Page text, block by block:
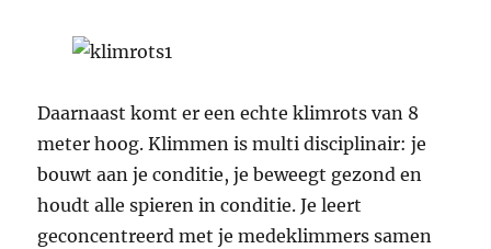
Daarnaast komt er een echte klimrots van 8
meter hoog. Klimmen is multi disciplinair: je
bouwt aan je conditie, je beweegt gezond en
houdt alle spieren in conditie. Je leert
geconcentreerd met je medeklimmers samen